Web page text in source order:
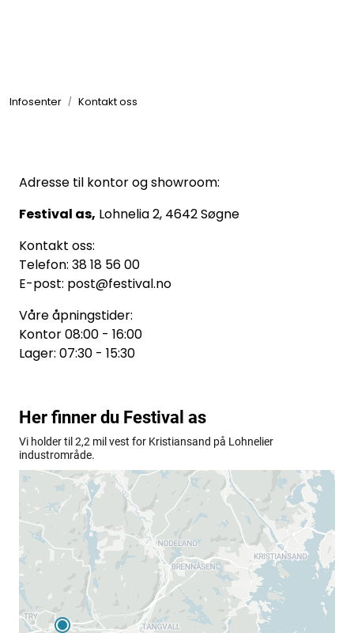
Infosenter Kontakt oss
Adresse til kontor og showroom:
Festival as, Lohnelia 2, 4642 Søgne
Kontakt oss:
Telefon: 38 18 56 00
E-post: post@festival.no
Våre åpningstider:
Kontor 08:00 - 16:00
Lager: 07:30 - 15:30
UTEMILJØ
HJEM
INTERIØR
TEKSTIL
MØBLER
GAVESETT
ACCESSORIES
JUL